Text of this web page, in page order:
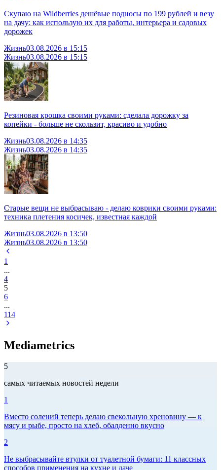
Скупаю на Wildberries дешёвые подносы по 199 рублей и везу
на дачу: как использую их для работы, интерьера и садовых
дорожек
Жизнь03.08.2026 в 15:15
Жизнь03.08.2026 в 15:15
Резиновая крошка своими руками: сделала дорожку за
копейки - больше не скользит, красиво и удобно
Жизнь03.08.2026 в 14:35
Жизнь03.08.2026 в 14:35
Старые вещи не выбрасываю - делаю коврики своими руками:
техника плетения косичек, известная каждой
Жизнь03.08.2026 в 13:50
Жизнь03.08.2026 в 13:50
1
...
4
5
6
...
114
Mediametrics
5
самых читаемых новостей недели
1
Вместо солений теперь делаю свекольную хреновину — к
мясу и рыбе, просто на хлеб, обалденно вкусно
2
Не выбрасывайте втулки от туалетной бумаги: 11 классных
способов применения на кухне и даче